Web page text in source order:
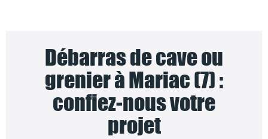
Débarras de cave ou
grenier à Mariac (7) :
confiez-nous votre
projet